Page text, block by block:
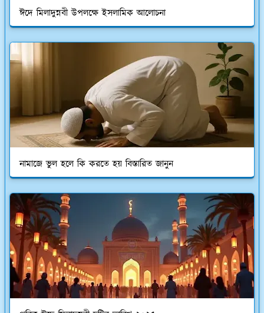
ঈদে মিলাদুন্নবী উপলক্ষে ইসলামিক আলোচনা
নামাজে ভুল হলে কি করতে হয় বিস্তারিত জানুন